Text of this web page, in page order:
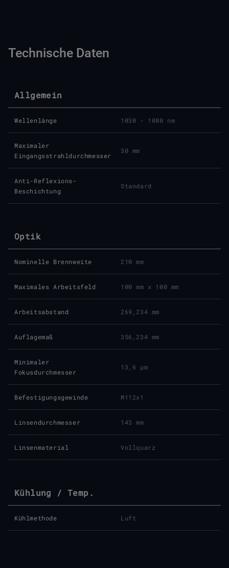
Technische Daten
Allgemein
Wellenlänge 1030 - 1080 nm
Maximaler
Eingangsstrahldurchmesser
30 mm
Anti-Reflexions-
Beschichtung
Standard
Optik
Nominelle Brennweite 210 mm
Maximales Arbeitsfeld 100 mm x 100 mm
Arbeitsabstand 269,234 mm
Auflagemaß 356,234 mm
Minimaler
Fokusdurchmesser
13,6 μm
Befestigungsgewinde M112x1
Linsendurchmesser 143 mm
Linsenmaterial Vollquarz
Kühlung / Temp.
Kühlmethode Luft